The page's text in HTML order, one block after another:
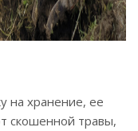
на хранение, ее
скошенной травы,